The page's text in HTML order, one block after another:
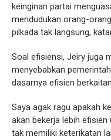
keinginan partai
mendudukan orang-
pilkada tak langsung,
Soal efisiensi, Jeiry juga
menyebabkan
dasarnya efisien
Saya agak ragu apakah
akan bekerja lebih
tak memiliki keterikatan